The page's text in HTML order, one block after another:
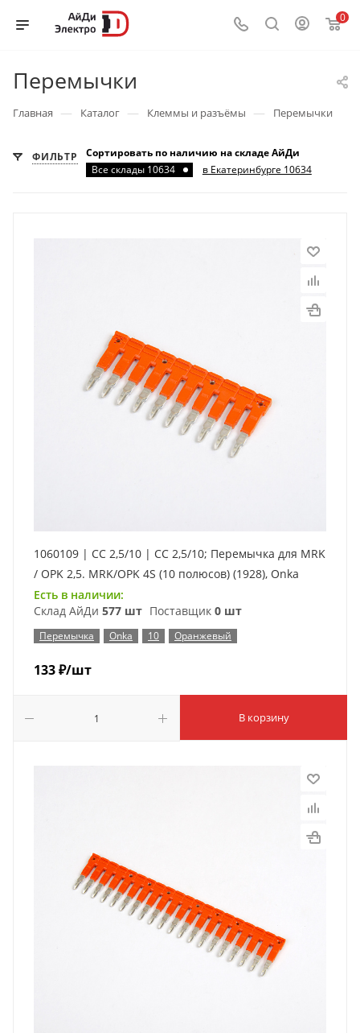
0
Перемычки
Главная — Каталог — Клеммы и разъёмы — Перемычки
ФИЛЬТР
Сортировать по наличию на складе АйДи
Все склады 10634
в Екатеринбурге 10634
1060109 | CC 2,5/10 | CC 2,5/10; Перемычка для MRK
/ OPK 2,5. MRK/OPK 4S (10 полюсов) (1928), Onka
Есть в наличии:
Склад АйДи 577 шт Поставщик 0 шт
Перемычка Onka 10 Оранжевый
133₽/шт
В корзину